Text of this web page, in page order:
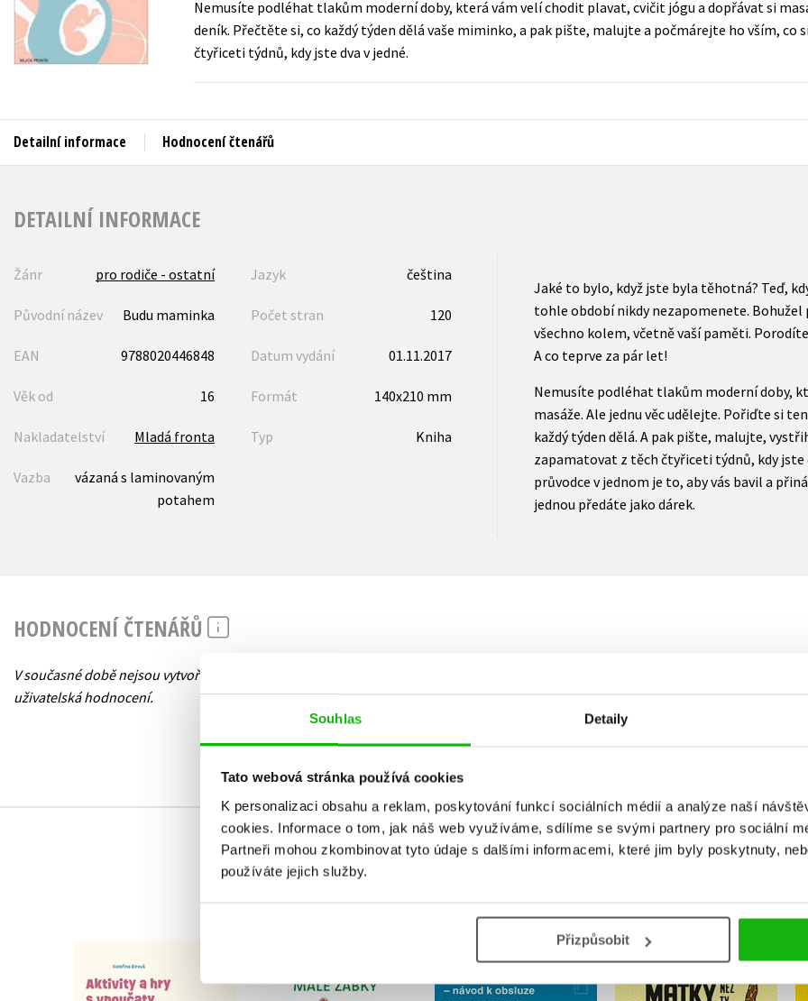
Souhlas Detaily
Tato webová stránka používá cookies
K personalizaci obsahu a reklam, poskytování funkcí sociálních médií a analýze naší
cookies. Informace o tom, jak náš web využíváme, sdílíme se svými partnery pro sociální
Partneři mohou zkombinovat tyto údaje s dalšími informacemi, které jim byly poskytnuty,
používáte jejich služby.
Přizpůsobit
Auto - moto
Beletrie pro děti
Jazyky
Kalendáře
Komiks
Populárně - naučná pro dospělé
Populárně - naučné pro děti
Young adult (SK)
Nemusíte podléhat tlakům moderní doby, která vám velí chodit plavat, cvičit jógu a dopřávat si
deník. Přečtěte si, co každý týden dělá vaše miminko, a pak pište, malujte a počmárejte ho vším, co
čtyřiceti týdnů, kdy jste dva v jedné.
Detailní informace Hodnocení čtenářů
DETAILNÍ INFORMACE
Žánr pro rodiče - ostatní Jazyk čeština
Původní název Budu maminka Počet stran 120
EAN 9788020446848 Datum vydání 01.11.2017
Věk od 16 Formát 140x210 mm
Nakladatelství Mladá fronta Typ Kniha
Vazba
vázaná s laminovaným
potahem
Jaké to bylo, když jste byla těhotná? Teď,
tohle období nikdy nezapomenete. Bohužel
všechno kolem, včetně vaší paměti.
A co teprve za pár let!
Nemusíte podléhat tlakům moderní doby,
masáže. Ale jednu věc udělejte. Pořiďte si
každý týden dělá. A pak pište, malujte,
zapamatovat z těch čtyřiceti týdnů, kdy
průvodce v jednom je to, aby vás bavil a
jednou předáte jako dárek.
HODNOCENÍ ČTENÁŘŮ
V současné době nejsou vytvořena žádná
uživatelská hodnocení.
Přihlásit
MOHLO BY VÁS TAKÉ ZAJÍMAT
Aktivity a hry s
vnoučaty
Eline Snelová
Mimino - návod k
obsluze
Jsou i daleko horší
matky než ty